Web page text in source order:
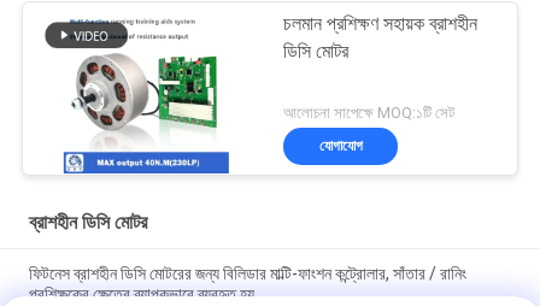
চলমান প্রশিক্ষণ সহায়ক ব্রাশহীন
ডিসি মোটর
আলোচনা সাপেক্ষে MOQ:১টি সেট
যোগাযোগ
ব্রাশহীন ডিসি মোটর
ফিটনেস ব্রাশহীন ডিসি মোটরের জন্য বিলিডার মাল্টি-ফাংশন কন্ট্রোলার, সাঁতার / রানিং
প্রশিক্ষকের ক্ষেত্রে ব্যাপকভাবে ব্যবহৃত হয়